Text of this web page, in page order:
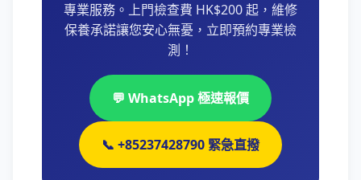
專業服務。上門檢查費 HK$200 起，維修
保養承諾讓您安心無憂，立即預約專業檢
測！
💬 WhatsApp 極速報價
📞 +85237428790 緊急直撥